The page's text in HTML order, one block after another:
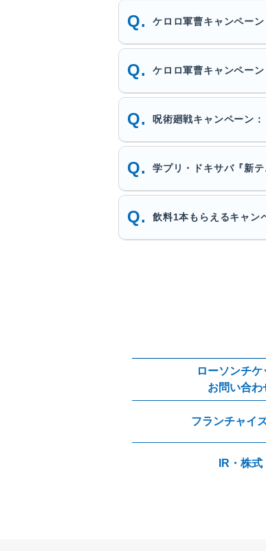
ケロロ軍曹キャンペー
ケロロ軍曹キャンペー
呪術廻戦キャンペーン
学プリ・ドキサバ『新
飲料1本もらえるキャ
ローソンチケ
お問い合わ
フランチャイ
IR・株式